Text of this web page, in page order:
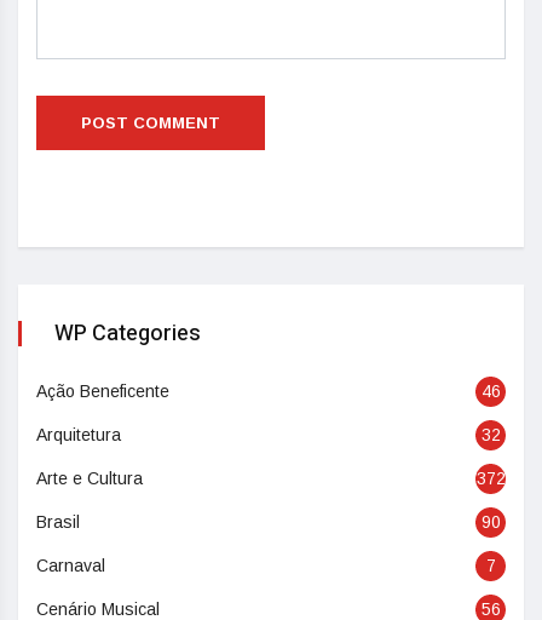
WP Categories
Ação Beneficente 46
Arquitetura 32
Arte e Cultura 372
Brasil 90
Carnaval 7
Cenário Musical 56